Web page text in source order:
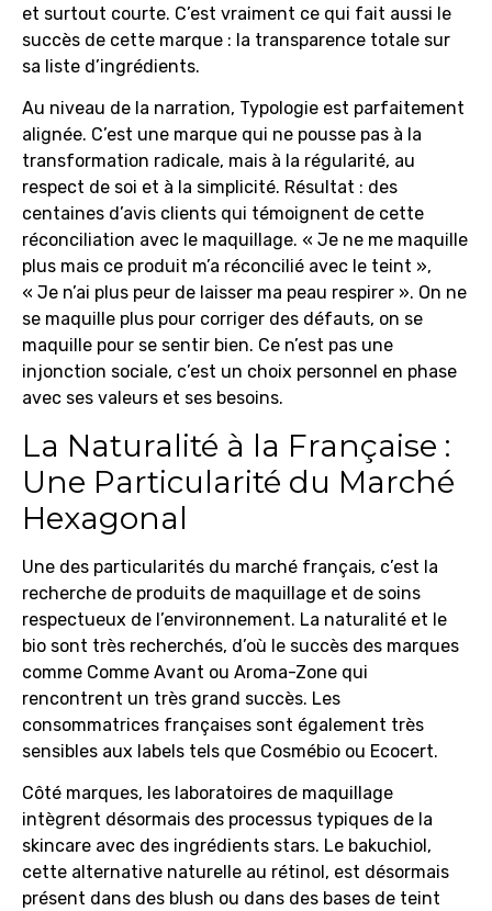
et surtout courte. C’est vraiment ce qui fait aussi le
succès de cette marque : la transparence totale sur
sa liste d’ingrédients.
Au niveau de la narration, Typologie est parfaitement
alignée. C’est une marque qui ne pousse pas à la
transformation radicale, mais à la régularité, au
respect de soi et à la simplicité. Résultat : des
centaines d’avis clients qui témoignent de cette
réconciliation avec le maquillage. « Je ne me maquille
plus mais ce produit m’a réconcilié avec le teint »,
« Je n’ai plus peur de laisser ma peau respirer ». On ne
se maquille plus pour corriger des défauts, on se
maquille pour se sentir bien. Ce n’est pas une
injonction sociale, c’est un choix personnel en phase
avec ses valeurs et ses besoins.
La Naturalité à la Française :
Une Particularité du Marché
Hexagonal
Une des particularités du marché français, c’est la
recherche de produits de maquillage et de soins
respectueux de l’environnement. La naturalité et le
bio sont très recherchés, d’où le succès des marques
comme Comme Avant ou Aroma-Zone qui
rencontrent un très grand succès. Les
consommatrices françaises sont également très
sensibles aux labels tels que Cosmébio ou Ecocert.
Côté marques, les laboratoires de maquillage
intègrent désormais des processus typiques de la
skincare avec des ingrédients stars. Le bakuchiol,
cette alternative naturelle au rétinol, est désormais
présent dans des blush ou dans des bases de teint